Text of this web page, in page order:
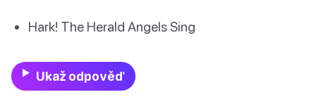
Hark! The Herald Angels Sing
Ukaž odpověď